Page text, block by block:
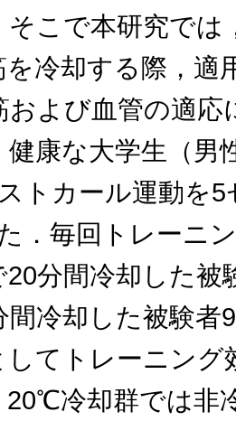
こで本研究で
を冷却する際，適
および血管の適
健康な大学生（男
トカール運動を
．毎回トレーニ
20分間冷却した
間冷却した被験
してトレーニン
20℃冷却群では非